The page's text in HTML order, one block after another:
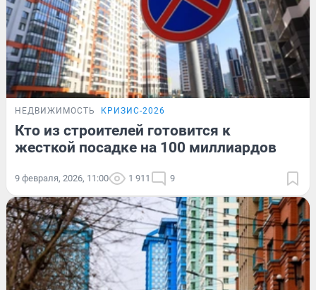
НЕДВИЖИМОСТЬ КРИЗИС-2026
Кто из строителей готовится к
жесткой посадке на 100 миллиардов
9 февраля, 2026, 11:00 1 911 9